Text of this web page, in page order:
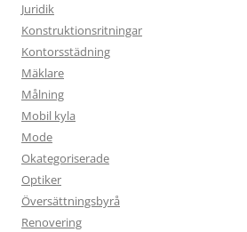
Juridik
Konstruktionsritningar
Kontorsstädning
Mäklare
Målning
Mobil kyla
Mode
Okategoriserade
Optiker
Översättningsbyrå
Renovering